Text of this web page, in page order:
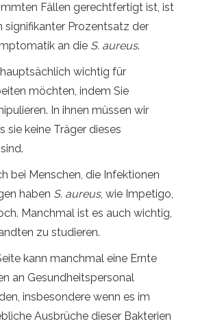
Fällen gerechtfertigt ist, ist
signifikanter Prozentsatz der
an die S. aureus.
wichtig für
möchten, indem Sie
In ihnen müssen wir
sie keine Träger dieses
bei Menschen, die Infektionen
haben S. aureus, wie Impetigo,
Manchmal ist es auch wichtig,
zu studieren.
kann manchmal eine Ernte
an Gesundheitspersonal
insbesondere wenn es im
Ausbrüche dieser Bakterien